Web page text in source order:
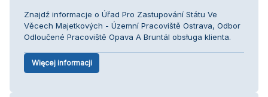
Znajdź informacje o Úřad Pro Zastupování Státu Ve
Věcech Majetkových - Územní Pracoviště Ostrava, Odbor
Odloučené Pracoviště Opava A Bruntál obsługa klienta.
Więcej informacji